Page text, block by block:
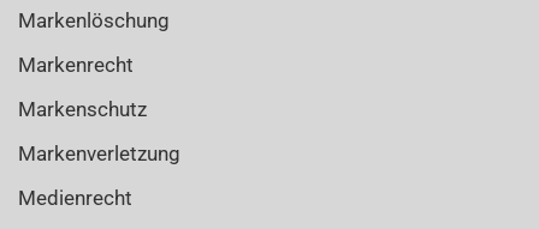
Markenlöschung
Markenrecht
Markenschutz
Markenverletzung
Medienrecht